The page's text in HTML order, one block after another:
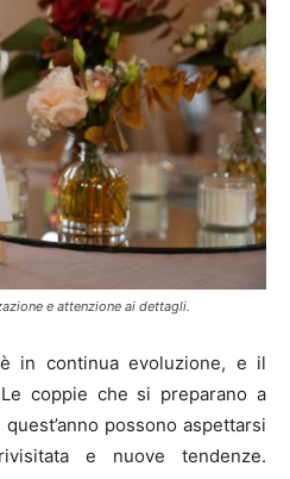
e attenzione ai dettagli.
in continua evoluzione, e il
coppie che si preparano a
possono aspettarsi
e nuove tendenze.